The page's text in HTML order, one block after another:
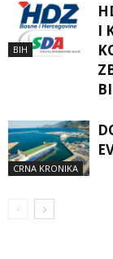
BIH
I
CRNA KRONIKA